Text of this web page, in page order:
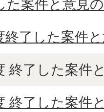
た案件と意見
終了した案件
終了した案件
終了した案件